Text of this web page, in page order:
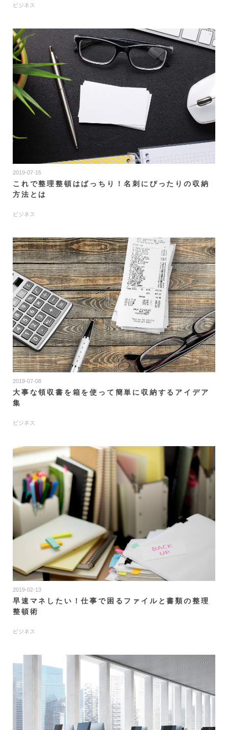
無料会員登録
ログイン
トップ
ビジネス
2019-07-15
これで整理整頓はばっちり！名刺にぴったりの収納
方法とは
ビジネス
2019-07-08
大事な領収書を箱を使って簡単に収納するアイデア
集
ビジネス
2019-02-13
早速マネしたい！仕事で困るファイルと書類の整理
整頓術
ビジネス